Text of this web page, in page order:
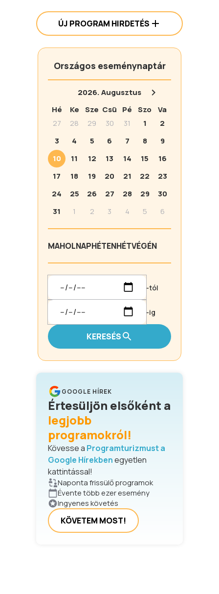
ÚJ PROGRAM HIRDETÉS
Országos eseménynaptár
2026.Augusztus
Hé
Ke Sze Csü Pé Szo
Va
27
28 29 30 31 1
2
3
4 5 6 7 8
9
10
11 12 13 14 15
16
17
18 19 20 21 22
23
24
25 26 27 28 29
30
31
1 2 3 4 5 6
MAHOLNAPHÉTENHÉTVÉGÉN
-tól
-ig
KERESÉS
GOOGLE HÍREK
Értesüljön elsőként a
legjobb
programokról!
Kövesse a Programturizmust a
Google Hírekbenegyetlen
kattintással!
Naponta frissülő programok
Évente több ezer esemény
Ingyenes követés
KÖVETEM MOST!